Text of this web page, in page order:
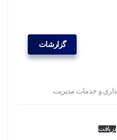
گزارشات
و خدمات مدیریت
دریافت